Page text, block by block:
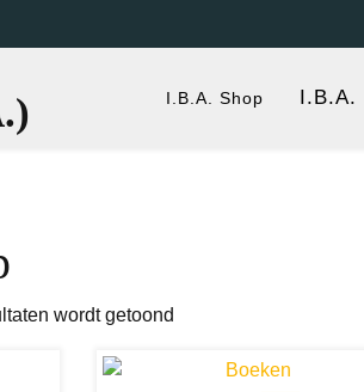
I.B.A. Shop I.B.A.
wordt getoond
nieuwste